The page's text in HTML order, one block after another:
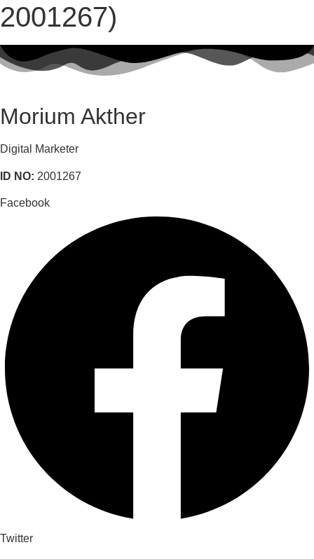
2001267)
Morium Akther
Digital Marketer
ID NO: 2001267
Facebook
Twitter